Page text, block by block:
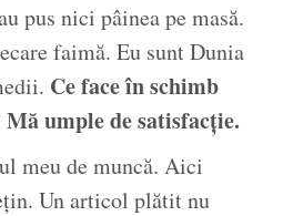
pus nici pâinea pe masă.
faimă. Eu sunt Dunia
Ce face în schimb
umple de satisfacție.
meu de muncă. Aici
Un articol plătit nu